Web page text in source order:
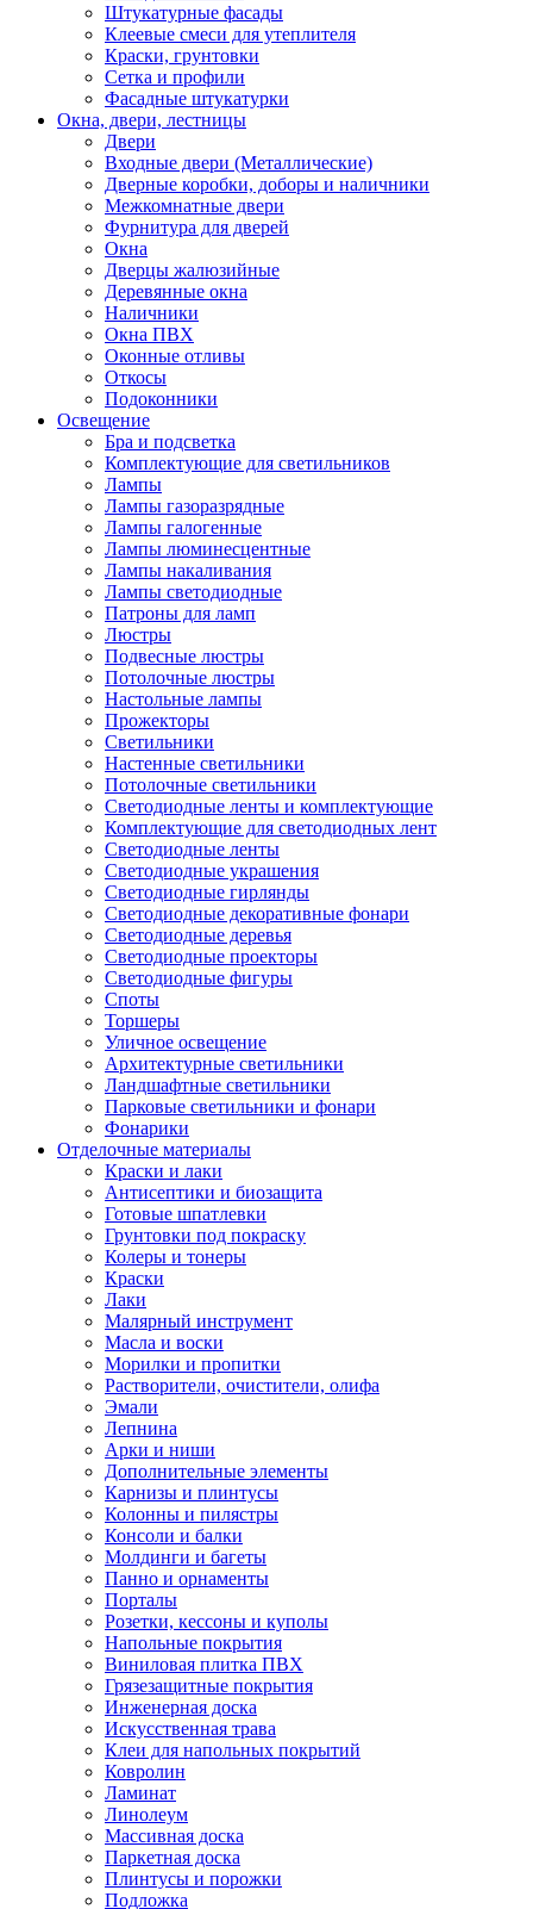
Штукатурные фасады
Клеевые смеси для утеплителя
Краски, грунтовки
Сетка и профили
Фасадные штукатурки
Окна, двери, лестницы
Двери
Входные двери (Металлические)
Дверные коробки, доборы и наличники
Межкомнатные двери
Фурнитура для дверей
Окна
Дверцы жалюзийные
Деревянные окна
Наличники
Окна ПВХ
Оконные отливы
Откосы
Подоконники
Освещение
Бра и подсветка
Комплектующие для светильников
Лампы
Лампы газоразрядные
Лампы галогенные
Лампы люминесцентные
Лампы накаливания
Лампы светодиодные
Патроны для ламп
Люстры
Подвесные люстры
Потолочные люстры
Настольные лампы
Прожекторы
Светильники
Настенные светильники
Потолочные светильники
Светодиодные ленты и комплектующие
Комплектующие для светодиодных лент
Светодиодные ленты
Светодиодные украшения
Светодиодные гирлянды
Светодиодные декоративные фонари
Светодиодные деревья
Светодиодные проекторы
Светодиодные фигуры
Споты
Торшеры
Уличное освещение
Архитектурные светильники
Ландшафтные светильники
Парковые светильники и фонари
Фонарики
Отделочные материалы
Краски и лаки
Антисептики и биозащита
Готовые шпатлевки
Грунтовки под покраску
Колеры и тонеры
Краски
Лаки
Малярный инструмент
Масла и воски
Морилки и пропитки
Растворители, очистители, олифа
Эмали
Лепнина
Арки и ниши
Дополнительные элементы
Карнизы и плинтусы
Колонны и пилястры
Консоли и балки
Молдинги и багеты
Панно и орнаменты
Порталы
Розетки, кессоны и куполы
Напольные покрытия
Виниловая плитка ПВХ
Грязезащитные покрытия
Инженерная доска
Искусственная трава
Клеи для напольных покрытий
Ковролин
Ламинат
Линолеум
Массивная доска
Паркетная доска
Плинтусы и порожки
Подложка